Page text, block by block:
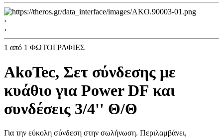
‹
›
1 από 1 ΦΩΤΟΓΡΑΦΙΕΣ
AkoTec, Σετ σύνδεσης με
κυάθιο για Power DF και
συνδέσεις 3/4'' Θ/Θ
Για την εύκολη σύνδεση στην σωλήνωση. Περιλαμβάνει,